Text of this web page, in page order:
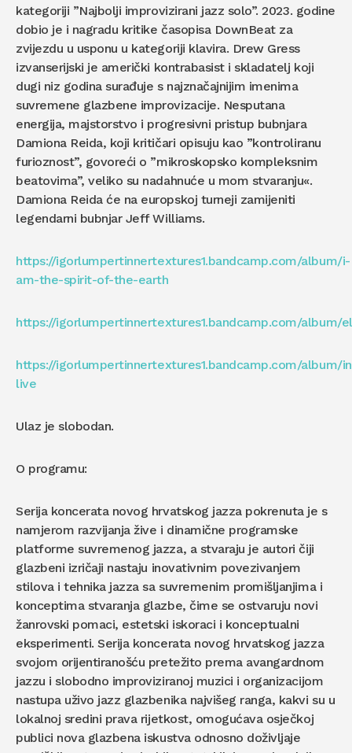
kategoriji ”Najbolji improvizirani jazz solo”. 2023. godine
dobio je i nagradu kritike časopisa DownBeat za
zvijezdu u usponu u kategoriji klavira. Drew Gress
izvanserijski je američki kontrabasist i skladatelj koji
dugi niz godina surađuje s najznačajnijim imenima
suvremene glazbene improvizacije. Nesputana
energija, majstorstvo i progresivni pristup bubnjara
Damiona Reida, koji kritičari opisuju kao ”kontroliranu
furioznost”, govoreći o ”mikroskopsko kompleksnim
beatovima”, veliko su nadahnuće u mom stvaranju«.
Damiona Reida će na europskoj turneji zamijeniti
legendarni bubnjar Jeff Williams.
https://igorlumpertinnertextures1.bandcamp.com/album/i-
am-the-spirit-of-the-earth
https://igorlumpertinnertextures1.bandcamp.com/album/
https://igorlumpertinnertextures1.bandcamp.com/album/
live
Ulaz je slobodan.
O programu:
Serija koncerata novog hrvatskog jazza pokrenuta je s
namjerom razvijanja žive i dinamične programske
platforme suvremenog jazza, a stvaraju je autori čiji
glazbeni izričaji nastaju inovativnim povezivanjem
stilova i tehnika jazza sa suvremenim promišljanjima i
konceptima stvaranja glazbe, čime se ostvaruju novi
žanrovski pomaci, estetski iskoraci i konceptualni
eksperimenti. Serija koncerata novog hrvatskog jazza
svojom orijentiranošću pretežito prema avangardnom
jazzu i slobodno improviziranoj muzici i organizacijom
nastupa uživo jazz glazbenika najvišeg ranga, kakvi su u
lokalnoj sredini prava rijetkost, omogućava osječkoj
publici nova glazbena iskustva odnosno doživljaje